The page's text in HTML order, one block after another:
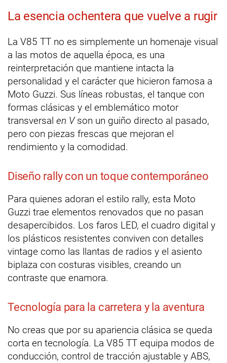
La esencia ochentera que vuelve a rugir
La V85 TT no es simplemente un homenaje visual
a las motos de aquella época, es una
reinterpretación que mantiene intacta la
personalidad y el carácter que hicieron famosa a
Moto Guzzi. Sus líneas robustas, el tanque con
formas clásicas y el emblemático motor
transversal en Vson un guiño directo al pasado,
pero con piezas frescas que mejoran el
rendimiento y la comodidad.
Diseño rally con un toque contemporáneo
Para quienes adoran el estilo rally, esta Moto
Guzzi trae elementos renovados que no pasan
desapercibidos. Los faros LED, el cuadro digital y
los plásticos resistentes conviven con detalles
vintage como las llantas de radios y el asiento
biplaza con costuras visibles, creando un
contraste que enamora.
Tecnología para la carretera y la aventura
No creas que por su apariencia clásica se queda
corta en tecnología. La V85 TT equipa modos de
conducción, control de tracción ajustable y ABS,